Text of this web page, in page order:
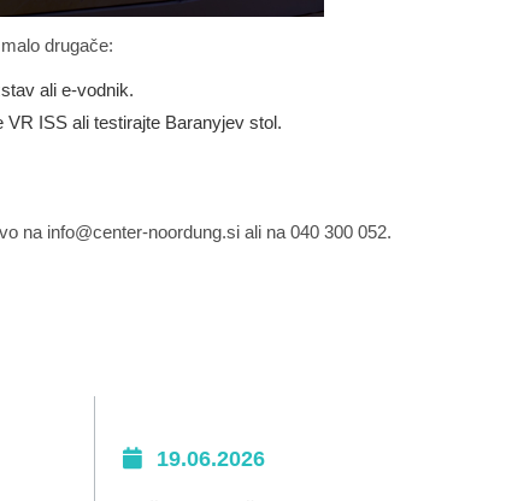
drugače:
ali e-vodnik.
ISS ali testirajte Baranyjev stol.
na info@center-noordung.si ali na 040 300 052.
19.06.2026